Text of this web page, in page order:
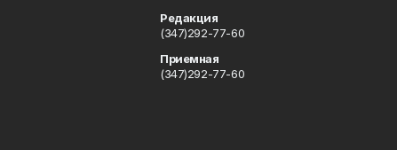
Редакция
(347)292-77-60
Приемная
(347)292-77-60